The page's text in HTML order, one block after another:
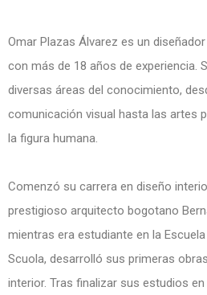
Omar Plazas Álvarez es un
con más de 18 años de experiencia.
diversas áreas del conocimiento,
comunicación visual hasta las artes
la figura humana.
Comenzó su carrera en diseño
prestigioso arquitecto bogotano
mientras era estudiante en la
Scuola, desarrolló sus primeras
interior. Tras finalizar sus estudios